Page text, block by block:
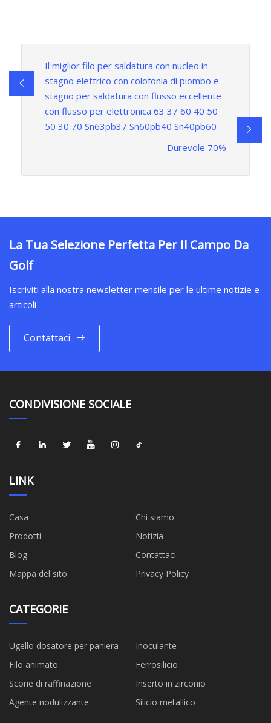
Il miglior filo per saldatura con nucleo in
stagno elettrico con colofonia di piombo e
stagno per saldatura con flusso eccellente
con flusso per elettronica 63 37 60 40 50
50 30 70 Sn63pb37 Sn60pb40 Sn40pb60
Durevole 70%
La Tua Selezione Perfetta Per Il Campo Da
Golf
Iscriviti alla nostra newsletter mensile per le ultime notizie e
articoli
Contattaci
CONDIVISIONE SOCIALE
LINK
Casa
Chi siamo
Prodotti
Notizia
Blog
Contattaci
Mappa del sito
Privacy Policy
CATEGORIE
Ugello dosatore per paniera
Inoculante
Filo animato
Ferrosilicio
Scorie di raffinazione
Inserto in zirconio
Agente nodulizzante
Silicio metallico